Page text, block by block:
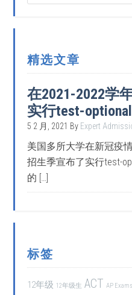
精选文章
在2021-2022学
实行test-
5 2 月, 2021 By Expert
美国多所大学在新冠疫
招生季宣布了实行test-
的 […]
标签
12年级 12年级生 ACT AP Exams